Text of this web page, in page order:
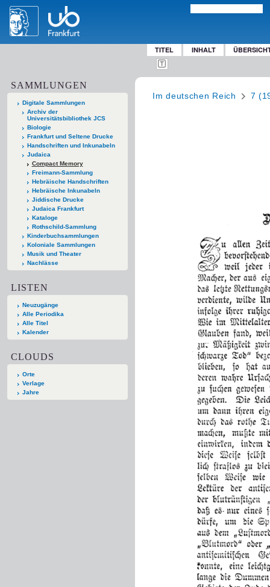
TITEL INHALT
SAMMLUNGEN
Digitale Sammlungen
Archiv der
Universitätsbibliothek JCS
Biologie
Frankfurt und Seltene Drucke
Handschriften und Inkunabeln
Judaica
Compact Memory
Freimann-Sammlung
Hebräische Handschriften
Hebräische Inkunabeln
Jiddische Drucke
Judaica Frankfurt
Kataloge
Rothschild-Sammlung
Kinderbuchsammlungen
Koloniale Sammlungen
Musik und Theater
Nachlässe
LISTEN
Neuzugänge
Alle Periodika
Alle Titel
Kalender
CLOUDS
Orte
Verlage
Jahre
Im deutschen Reich 7